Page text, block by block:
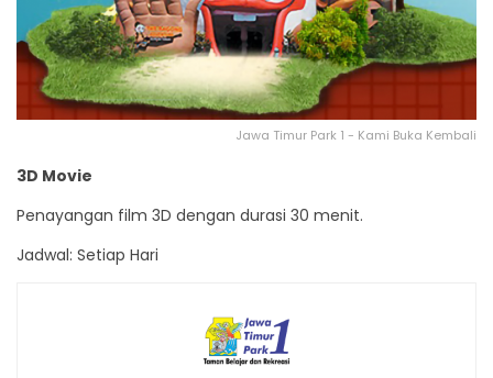
Jawa Timur Park 1 - Kami Buka Kembali
3D Movie
Penayangan film 3D dengan durasi 30 menit.
Jadwal: Setiap Hari